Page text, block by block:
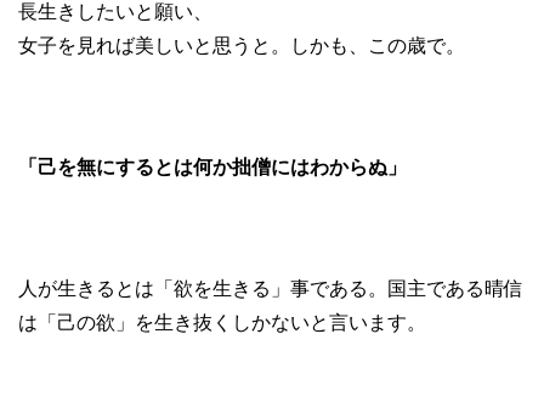
長生きしたいと願い、
女子を見れば美しいと思うと。しかも、この歳で。
「己を無にするとは何か拙僧にはわからぬ」
人が生きるとは「欲を生きる」事である。国主である晴信
は「己の欲」を生き抜くしかないと言います。